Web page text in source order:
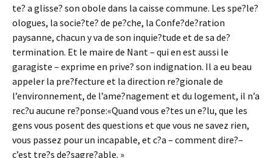
te? a glisse? son obole dans la caisse commune. Les spe?le?
ologues, la socie?te? de pe?che, la Confe?de?ration
paysanne, chacun y va de son inquie?tude et de sa de?
termination. Et le maire de Nant – qui en est aussi le
garagiste – exprime en prive? son indignation. Il a eu beau
appeler la pre?fecture et la direction re?gionale de
l’environnement, de l’ame?nagement et du logement, il n’a
rec?u aucune re?ponse:«Quand vous e?tes un e?lu, que les
gens vous posent des questions et que vous ne savez rien,
vous passez pour un incapable, et c?a – comment dire?–
c’est tre?s de?sagre?able. »